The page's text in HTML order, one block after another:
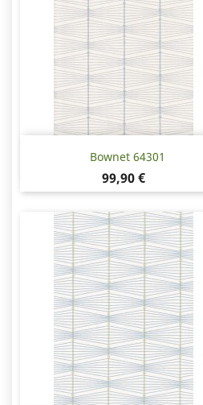
Bownet 64301
Hinta
99,90 €